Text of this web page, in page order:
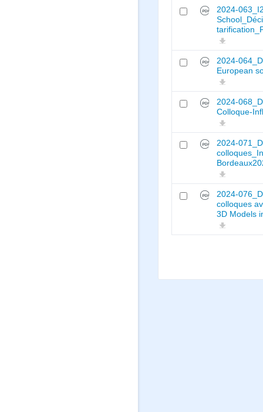
2024-
2024-
European
2024-
Colloque-
2024-
2024-
colloques
3D Models